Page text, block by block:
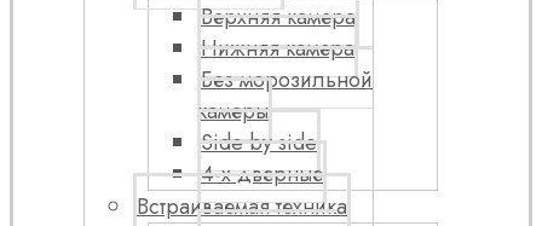
Верхняя камера
Нижняя камера
Без морозильной
камеры
Side by side
4-х дверные
Встраиваемая техника